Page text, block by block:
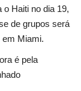
o Haiti no dia 19,
de grupos será
em Miami.
é pela